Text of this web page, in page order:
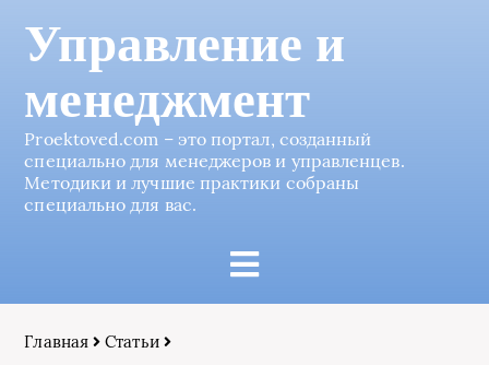
Управление и
менеджмент
Proektoved.com – это портал, созданный
специально для менеджеров и управленцев.
Методики и лучшие практики собраны
специально для вас.
Главная Статьи